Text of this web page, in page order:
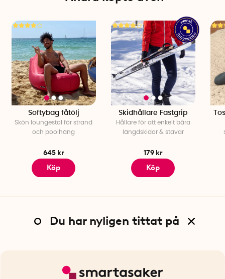
Softybag fåtölj
Skön loungestol för strand
och poolhäng
645 kr
Köp
Skidhållare Fastgrip
Hållare för att enkelt bära
längdskidor & stavar
179 kr
Köp
Du har nyligen tittat på